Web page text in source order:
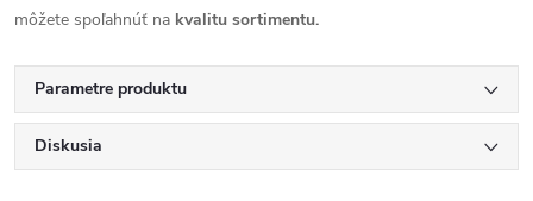
môžete spoľahnúť na kvalitu sortimentu.
Parametre produktu
Diskusia